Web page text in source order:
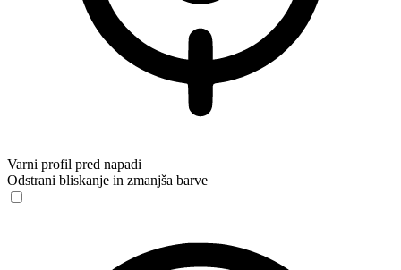
Varni profil pred napadi
Odstrani bliskanje in zmanjša barve